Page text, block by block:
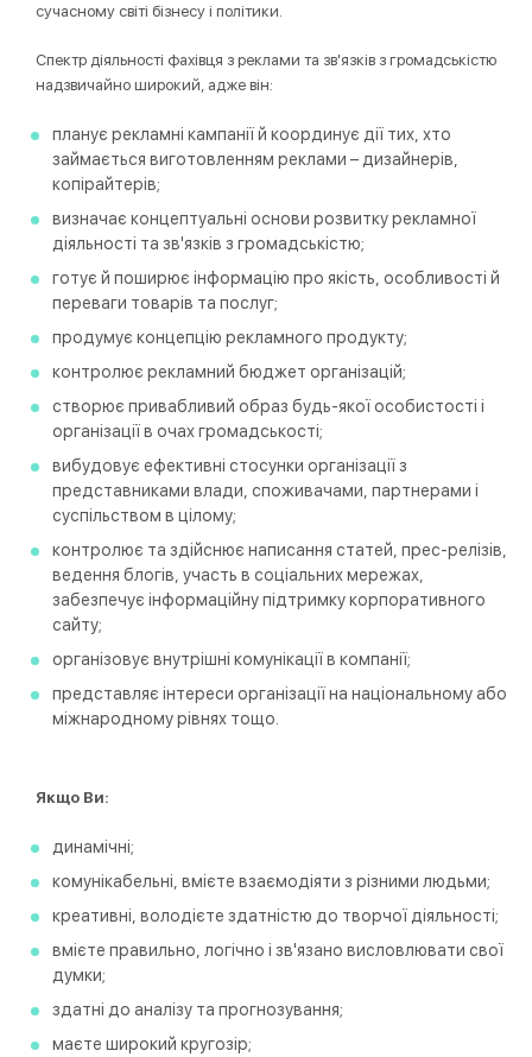
сучасному світі бізнесу і політики.
Спектр діяльності фахівця з реклами та зв'язків з громадськістю
надзвичайно широкий, адже він:
планує рекламні кампанії й координує дії тих, хто
займається виготовленням реклами – дизайнерів,
копірайтерів;
визначає концептуальні основи розвитку рекламної
діяльності та зв'язків з громадськістю;
готує й поширює інформацію про якість, особливості й
переваги товарів та послуг;
продумує концепцію рекламного продукту;
контролює рекламний бюджет організацій;
створює привабливий образ будь-якої особистості і
організації в очах громадськості;
вибудовує ефективні стосунки організації з
представниками влади, споживачами, партнерами і
суспільством в цілому;
контролює та здійснює написання статей, прес-релізів,
ведення блогів, участь в соціальних мережах,
забезпечує інформаційну підтримку корпоративного
сайту;
організовує внутрішні комунікації в компанії;
представляє інтереси організації на національному або
міжнародному рівнях тощо.
Якщо Ви:
динамічні;
комунікабельні, вмієте взаємодіяти з різними людьми;
креативні, володієте здатністю до творчої діяльності;
вмієте правильно, логічно і зв'язано висловлювати свої
думки;
здатні до аналізу та прогнозування;
маєте широкий кругозір;